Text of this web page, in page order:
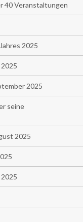
40 Veranstaltungen
2025
2025
seine
2025